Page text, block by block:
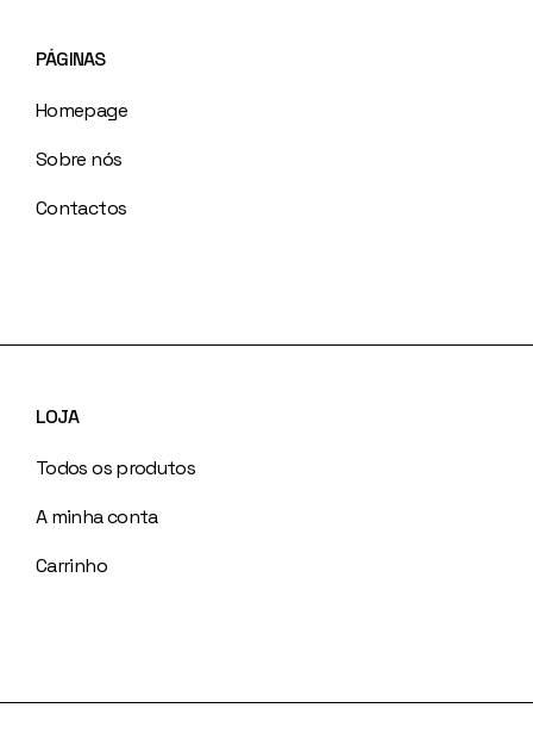
PÁGINAS
Homepage
Sobre nós
Contactos
LOJA
Todos os produtos
A minha conta
Carrinho